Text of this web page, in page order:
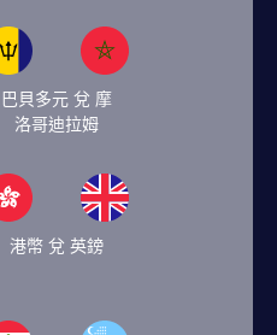
巴貝多元 兌 摩
洛哥迪拉姆
港幣 兌 英鎊